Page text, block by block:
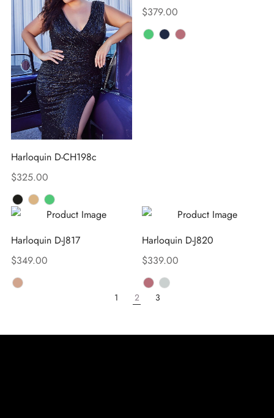
Harloquin D-CH198c
$325.00
$379.00
Harloquin D-J817
$349.00
Harloquin D-J820
$339.00
1 2 3